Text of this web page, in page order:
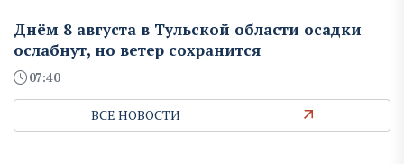
Днём 8 августа в Тульской области осадки
ослабнут, но ветер сохранится
07:40
ВСЕ НОВОСТИ